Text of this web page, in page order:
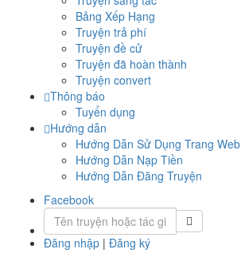
Bảng Xếp Hạng
Truyện trả phí
Truyện đề cử
Truyện đã hoàn thành
Truyện convert
Thông báo
Tuyển dụng
Hướng dẫn
Hướng Dẫn Sử Dụng Trang Web
Hướng Dẫn Nạp Tiền
Hướng Dẫn Đăng Truyện
Facebook
Đăng nhập | Đăng ký